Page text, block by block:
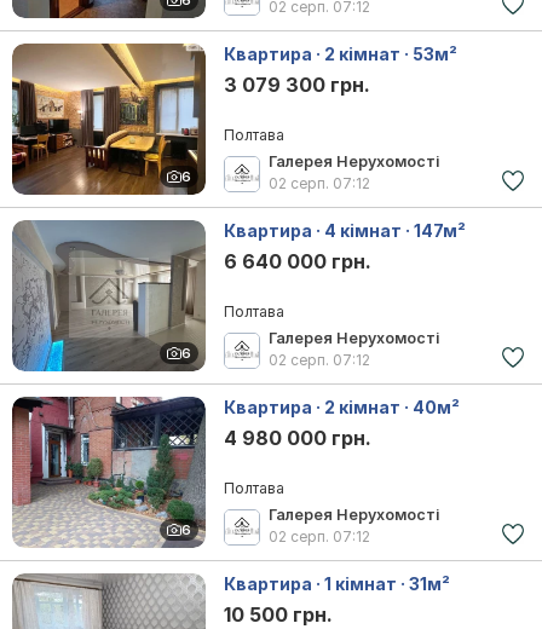
02 серп. 07:12
6
Квартира · 2 кімнат · 53м²
3 079 300 грн.
Полтава
Галерея Нерухомості
02 серп. 07:12
6
Квартира · 4 кімнат · 147м²
6 640 000 грн.
Полтава
Галерея Нерухомості
02 серп. 07:12
6
Квартира · 2 кімнат · 40м²
4 980 000 грн.
Полтава
Галерея Нерухомості
02 серп. 07:12
Квартира · 1 кімнат · 31м²
10 500 грн.